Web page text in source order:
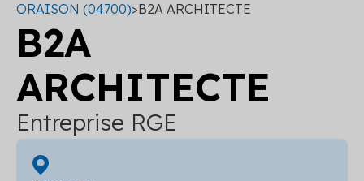
ORAISON (04700)>B2A ARCHITECTE
B2A
ARCHITECTE
Entreprise RGE